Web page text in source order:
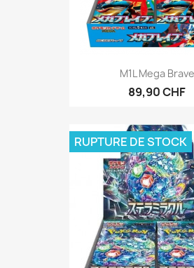
M1L Mega Brave
89,90 CHF
RUPTURE DE STOCK